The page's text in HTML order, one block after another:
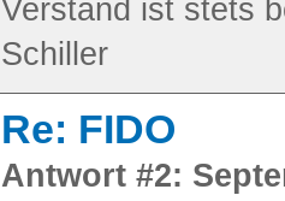
Verstand ist stets
Schiller
Re: FIDO
Antwort #2: